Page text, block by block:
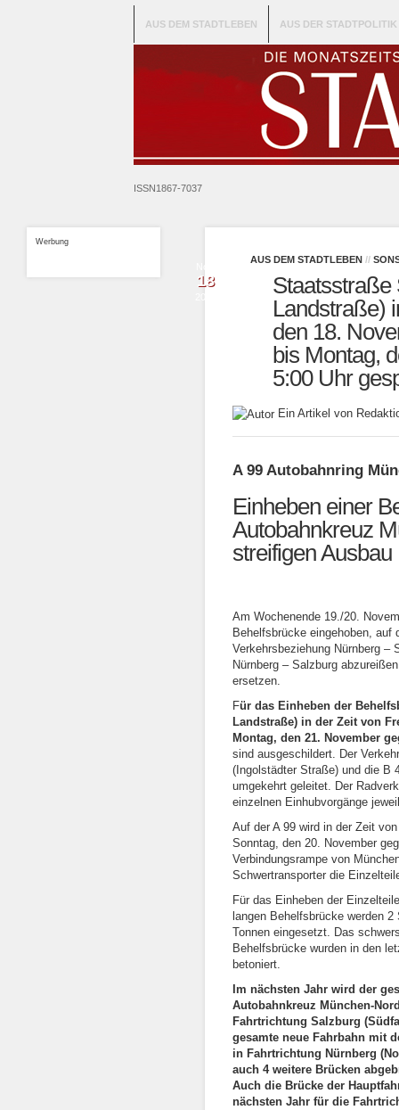
ISSN1867-7037
AUS DEM STADTLEBEN AUS DER STADTPOLITIK
18
AUS DEM STADTLEBEN //
Staatsstraße
Landstraße)
den 18.
bis Montag,
5:00 Uhr
Ein Artikel von
A 99 Autobahnring
Einheben einer
Autobahnkreuz
streifigen Ausbau
Am Wochenende 19./20.
Behelfsbrücke eingehoben, auf
Verkehrsbeziehung Nürnberg –
Nürnberg – Salzburg
ersetzen.
Für das Einheben der
Landstraße) in der Zeit von
Montag, den 21. November
sind ausgeschildert. Der
(Ingolstädter Straße) und die B
umgekehrt geleitet. Der
einzelnen Einhubvorgänge
Auf der A 99 wird in der Zeit
Sonntag, den 20. November
Verbindungsrampe von
Schwertransporter die
Für das Einheben der
langen Behelfsbrücke werden
Tonnen eingesetzt. Das
Behelfsbrücke wurden in den
betoniert.
Im nächsten Jahr wird der
Autobahnkreuz München-
Fahrtrichtung Salzburg
gesamte neue Fahrbahn mit
in Fahrtrichtung Nürnberg
auch 4 weitere Brücken
Auch die Brücke der
nächsten Jahr für die
Werbung